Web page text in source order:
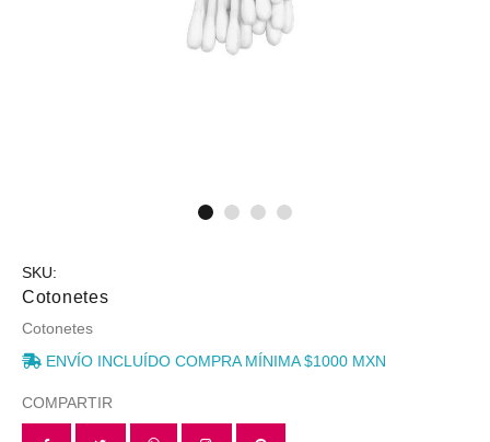
SKU:
Cotonetes
Cotonetes
ENVÍO INCLUÍDO COMPRA MÍNIMA $1000 MXN
COMPARTIR